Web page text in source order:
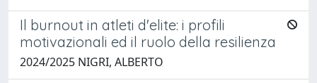
Il burnout in atleti d'elite: i profili
motivazionali ed il ruolo della resilienza
2024/2025 NIGRI, ALBERTO